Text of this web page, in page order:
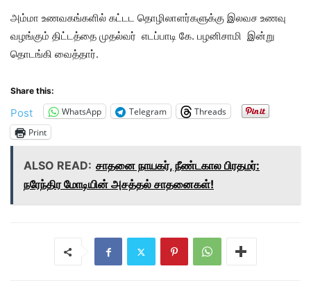
அம்மா உணவகங்களில் கட்டட தொழிலாளர்களுக்கு இலவச உணவு
வழங்கும் திட்டத்தை முதல்வர் எடப்பாடி கே. பழனிசாமி இன்று
தொடங்கி வைத்தார்.
Share this:
Post WhatsApp Telegram
Threads
Print
ALSO READ: சாதனை நாயகர், நீண்டகால பிரதமர்:
நரேந்திர மோடியின் அசத்தல் சாதனைகள்!